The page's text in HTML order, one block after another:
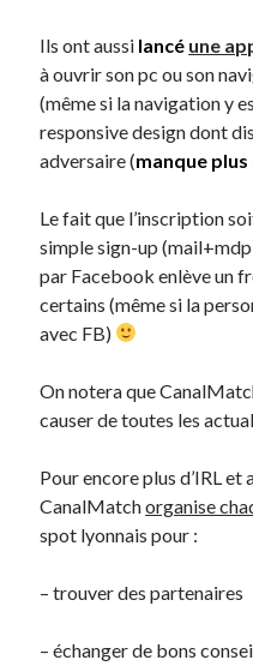
Ils ont aussi lancé une
à ouvrir son pc ou son
(même si la navigation y
responsive design dont
adversaire (manque plus
Le fait que l’inscription
simple sign-up
par Facebook enlève un
certains (même si la
avec FB)
On notera que
causer de toutes les
Pour encore plus d’IRL et
CanalMatchorganise
spot lyonnais pour :
– trouver des partenaires
– échanger de bons